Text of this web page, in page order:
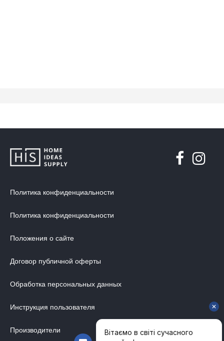
Политика конфиденциальности
Политика конфиденциальности
Положения о сайте
Договор публичной оферты
Обработка персональных данных
Инструкция пользователя
Производители